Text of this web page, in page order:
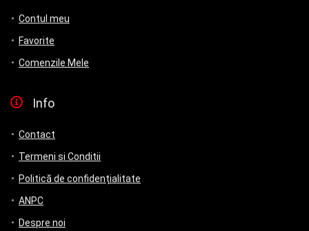
Contul meu
Favorite
Comenzile Mele
Info
Contact
Termeni si Conditii
Politică de confidențialitate
ANPC
Despre noi